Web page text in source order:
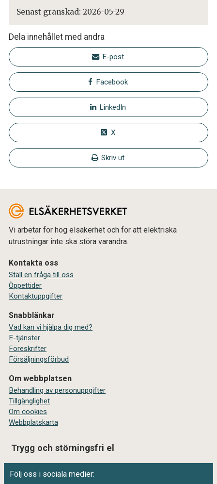
Senast granskad: 2026-05-29
Dela innehållet med andra
E-post
Facebook
LinkedIn
X
Skriv ut
Vi arbetar för hög elsäkerhet och för att elektriska
utrustningar inte ska störa varandra.
Kontakta oss
Ställ en fråga till oss
Öppettider
Kontaktuppgifter
Snabblänkar
Vad kan vi hjälpa dig med?
E-tjänster
Föreskrifter
Försäljningsförbud
Om webbplatsen
Behandling av personuppgifter
Tillgänglighet
Om cookies
Webbplatskarta
Trygg och störningsfri el
Följ oss i sociala medier: